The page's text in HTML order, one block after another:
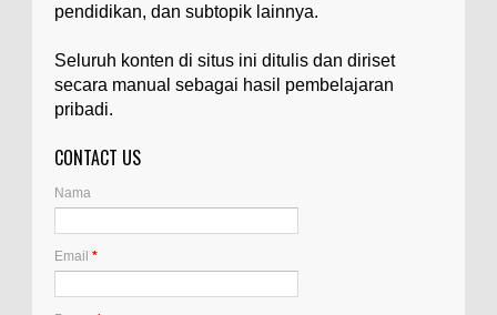
Apakah UFO Benar-benar Ada?
Ilustrasi/istimewa Sebagian orang percaya UFO
UFO benar-benar tidak ada. Manakah yang
benar...
juga dikenal sebagai "jagung permata kaca",
adalah varietas unik dari tanaman jagung...
Apa Itu Artemia, dan Dimana Mereka
pendidikan, dan subtopik lainnya.
Seluruh konten di situs ini ditulis dan diriset
secara manual sebagai hasil pembelajaran
pribadi.
CONTACT US
Nama
Email *